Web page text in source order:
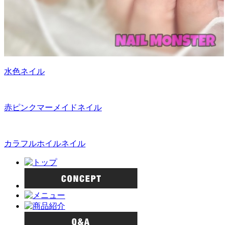
水色ネイル
赤ピンクマーメイドネイル
カラフルホイルネイル